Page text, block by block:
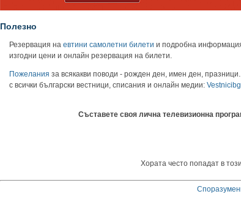
Полезно
Резервация на евтини самолетни билети и подробна
изгодни цени и онлайн резервация на билети.
Пожелания за всякакви поводи - рожден ден, имен ден,
с всички български вестници, списания и онлайн медии:
Съставете своя лична телевизионна
Хората често попадат в